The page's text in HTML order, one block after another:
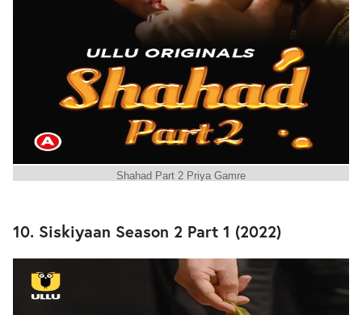
Shahad Part 2 Priya Gamre
10. Siskiyaan Season 2 Part 1 (2022)